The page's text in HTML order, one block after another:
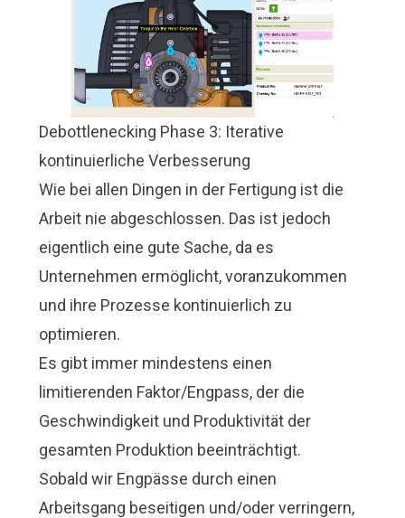
Debottlenecking Phase 3: Iterative
kontinuierliche Verbesserung
Wie bei allen Dingen in der Fertigung ist die
Arbeit nie abgeschlossen. Das ist jedoch
eigentlich eine gute Sache, da es
Unternehmen ermöglicht, voranzukommen
und ihre Prozesse kontinuierlich zu
optimieren.
Es gibt immer mindestens einen
limitierenden Faktor/Engpass, der die
Geschwindigkeit und Produktivität der
gesamten Produktion beeinträchtigt.
Sobald wir Engpässe durch einen
Arbeitsgang beseitigen und/oder verringern,